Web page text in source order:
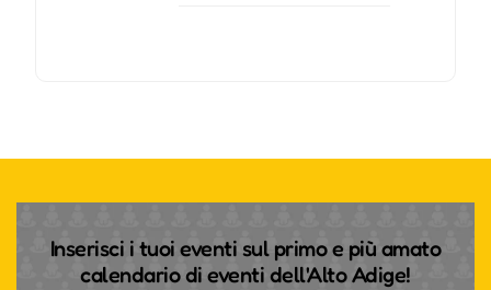
Inserisci i tuoi eventi sul primo e più amato
calendario di eventi dell'Alto Adige!